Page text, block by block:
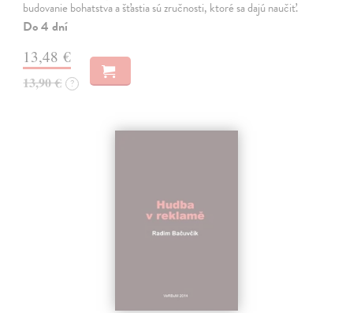
budovanie bohatstva a šťastia sú zručnosti, ktoré sa dajú naučiť.
Do 4 dní
13,48 €
13,90 € ?